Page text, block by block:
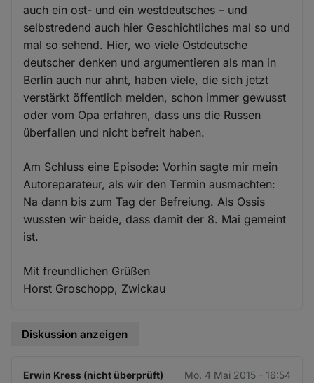
auch ein ost- und ein westdeutsches – und
selbstredend auch hier Geschichtliches mal so und
mal so sehend. Hier, wo viele Ostdeutsche
deutscher denken und argumentieren als man in
Berlin auch nur ahnt, haben viele, die sich jetzt
verstärkt öffentlich melden, schon immer gewusst
oder vom Opa erfahren, dass uns die Russen
überfallen und nicht befreit haben.
Am Schluss eine Episode: Vorhin sagte mir mein
Autoreparateur, als wir den Termin ausmachten:
Na dann bis zum Tag der Befreiung. Als Ossis
wussten wir beide, dass damit der 8. Mai gemeint
ist.
Mit freundlichen Grüßen
Horst Groschopp, Zwickau
Diskussion anzeigen
Erwin Kress (nicht überprüft) Mo. 4 Mai 2015 - 16:54